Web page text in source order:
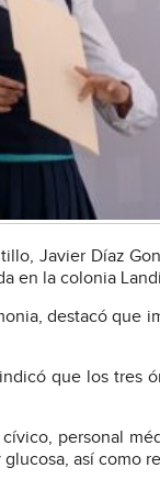
Javier Díaz
en la colonia
destacó que
que los tres
personal
así como